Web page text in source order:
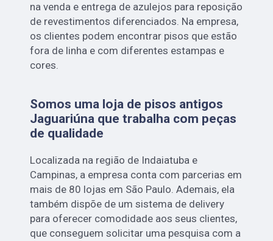
na venda e entrega de azulejos para reposição
de revestimentos diferenciados. Na empresa,
os clientes podem encontrar pisos que estão
fora de linha e com diferentes estampas e
cores.
Somos uma loja de pisos antigos
Jaguariúna que trabalha com peças
de qualidade
Localizada na região de Indaiatuba e
Campinas, a empresa conta com parcerias em
mais de 80 lojas em São Paulo. Ademais, ela
também dispõe de um sistema de delivery
para oferecer comodidade aos seus clientes,
que conseguem solicitar uma pesquisa com a